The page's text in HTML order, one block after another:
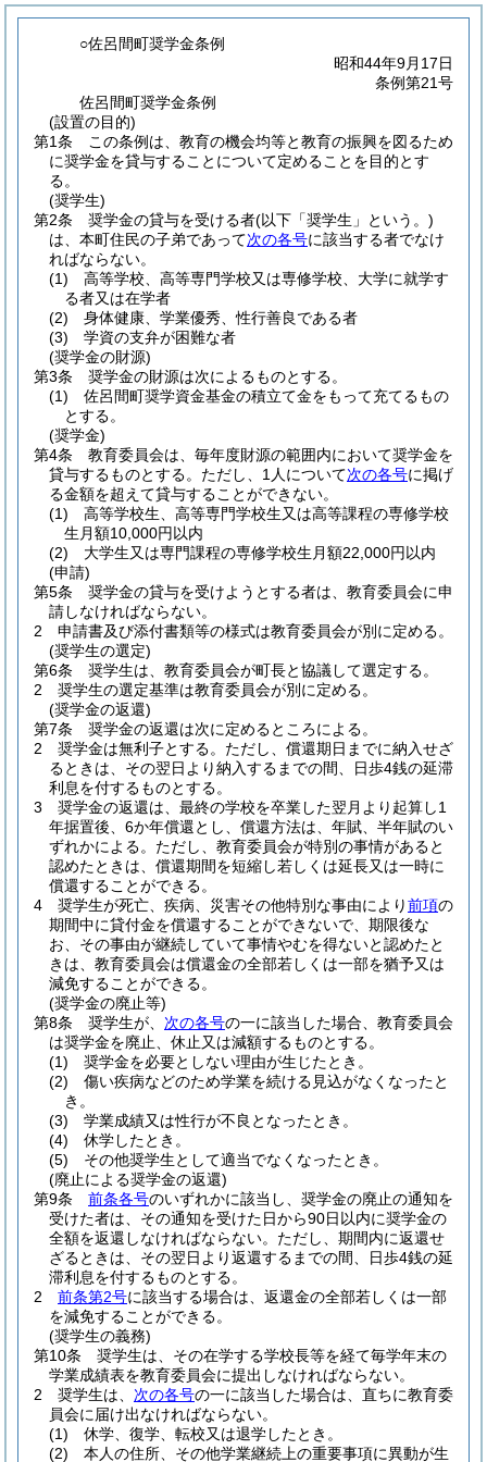
○佐呂間町奨学金条例
昭和44年9月17日
条例第21号
佐呂間町奨学金条例
(設置の目的)
第1条
この条例は、教育の機会均等と教育の振興を図るため
に奨学金を貸与することについて定めることを目的とす
る。
(奨学生)
第2条
奨学金の貸与を受ける者(以下「奨学生」という。)
は、本町住民の子弟であって次の各号に該当する者でなけ
ればならない。
(1)
高等学校、高等専門学校又は専修学校、大学に就学す
る者又は在学者
(2)
身体健康、学業優秀、性行善良である者
(3)
学資の支弁が困難な者
(奨学金の財源)
第3条
奨学金の財源は次によるものとする。
(1)
佐呂間町奨学資金基金の積立て金をもって充てるもの
とする。
(奨学金)
第4条
教育委員会は、毎年度財源の範囲内において奨学金を
貸与するものとする。 ただし、1人について次の各号に掲げ
る金額を超えて貸与することができない。
(1)
高等学校生、高等専門学校生又は高等課程の専修学校
生月額10,000円以内
(2)
大学生又は専門課程の専修学校生月額22,000円以内
(申請)
第5条
奨学金の貸与を受けようとする者は、教育委員会に申
請しなければならない。
2
申請書及び添付書類等の様式は教育委員会が別に定める。
(奨学生の選定)
第6条
奨学生は、教育委員会が町長と協議して選定する。
2
奨学生の選定基準は教育委員会が別に定める。
(奨学金の返還)
第7条
奨学金の返還は次に定めるところによる。
2
奨学金は無利子とする。 ただし、償還期日までに納入せざ
るときは、その翌日より納入するまでの間、日歩4銭の延滞
利息を付するものとする。
3
奨学金の返還は、最終の学校を卒業した翌月より起算し1
年据置後、6か年償還とし、償還方法は、年賦、半年賦のい
ずれかによる。 ただし、教育委員会が特別の事情があると
認めたときは、償還期間を短縮し若しくは延長又は一時に
償還することができる。
4
奨学生が死亡、疾病、災害その他特別な事由により前項の
期間中に貸付金を償還することができないで、期限後な
お、その事由が継続していて事情やむを得ないと認めたと
きは、教育委員会は償還金の全部若しくは一部を猶予又は
減免することができる。
(奨学金の廃止等)
第8条
奨学生が、 次の各号の一に該当した場合、教育委員会
は奨学金を廃止、休止又は減額するものとする。
(1)
奨学金を必要としない理由が生じたとき。
(2)
傷い疾病などのため学業を続ける見込がなくなったと
き。
(3)
学業成績又は性行が不良となったとき。
(4)
休学したとき。
(5)
その他奨学生として適当でなくなったとき。
(廃止による奨学金の返還)
第9条
前条各号のいずれかに該当し、奨学金の廃止の通知を
受けた者は、その通知を受けた日から90日以内に奨学金の
全額を返還しなければならない。 ただし、期間内に返還せ
ざるときは、その翌日より返還するまでの間、日歩4銭の延
滞利息を付するものとする。
2
前条第2号に該当する場合は、返還金の全部若しくは一部
を減免することができる。
(奨学生の義務)
第10条
奨学生は、その在学する学校長等を経て毎学年末の
学業成績表を教育委員会に提出しなければならない。
2
奨学生は、 次の各号の一に該当した場合は、直ちに教育委
員会に届け出なければならない。
(1)
休学、復学、転校又は退学したとき。
(2)
本人の住所、その他学業継続上の重要事項に異動が生